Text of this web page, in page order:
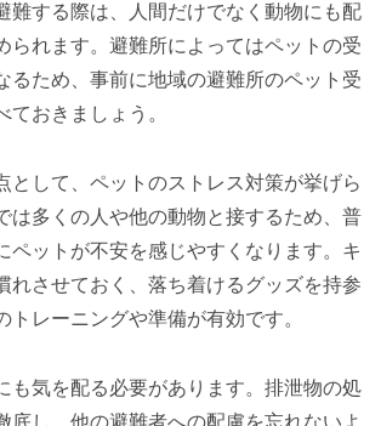
難する際は、人間だけでなく動物にも配
られます。避難所によってはペットの受
るため、事前に地域の避難所のペット受
ておきましょう。
として、ペットのストレス対策が挙げら
は多くの人や他の動物と接するため、普
ペットが不安を感じやすくなります。キ
れさせておく、落ち着けるグッズを持参
トレーニングや準備が有効です。
も気を配る必要があります。排泄物の処
底し、他の避難者への配慮を忘れないよ